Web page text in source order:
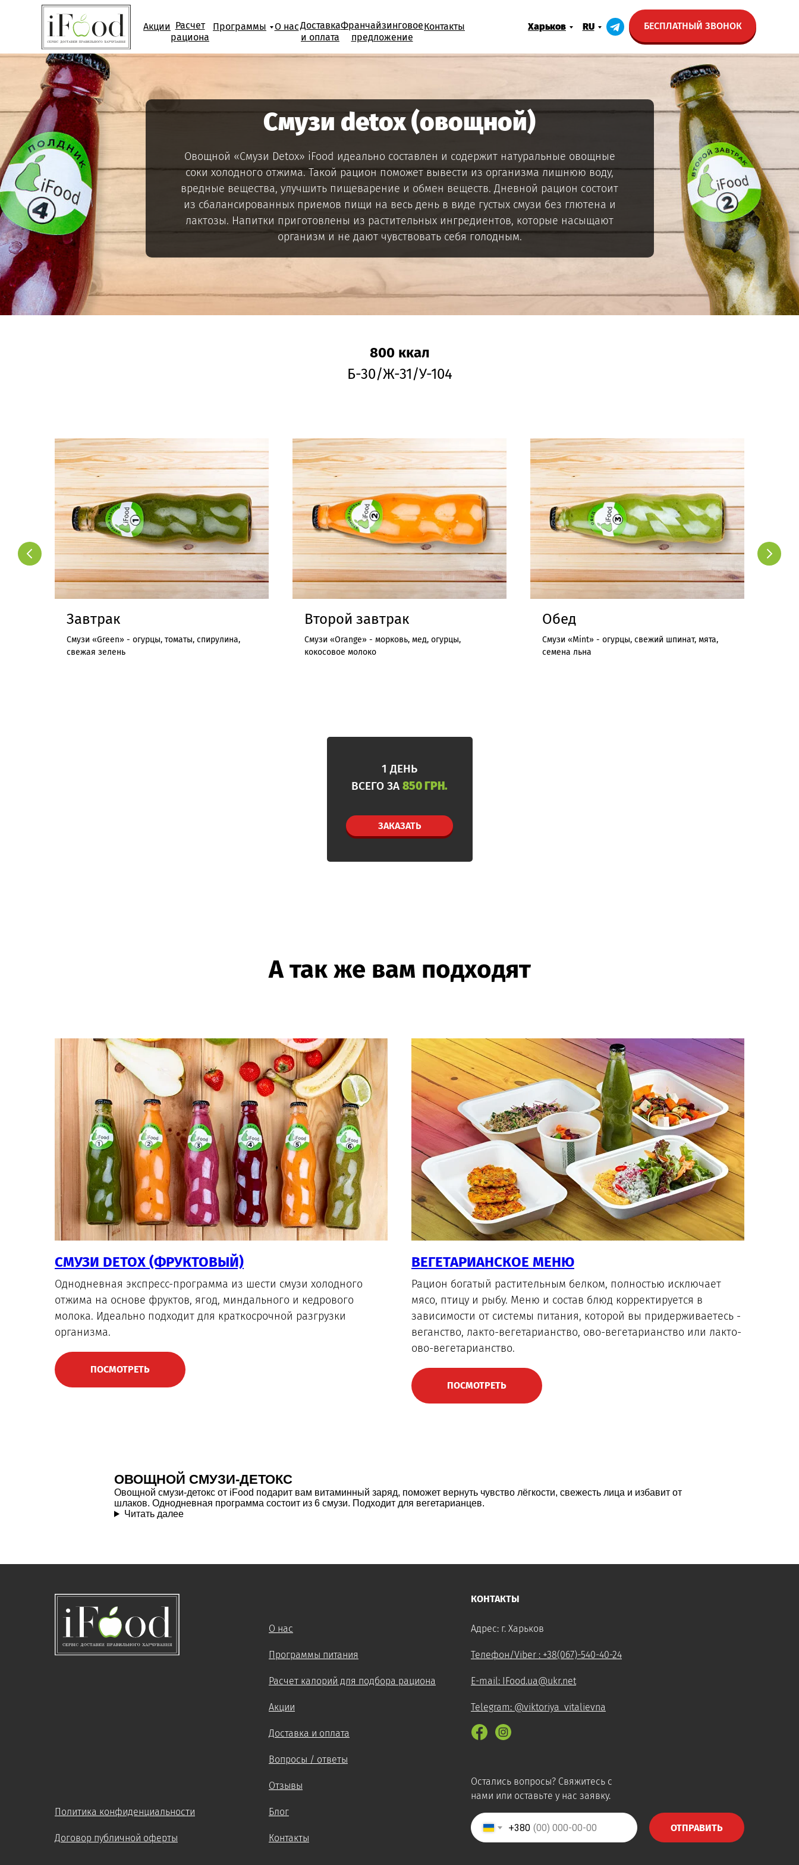
БЕСПЛАТНЫЙ ЗВОНОК
RU
Харьков
Акции Расчет
рациона
Программы О насДоставка
и оплата
Франчайзинговое
предложение
Контакты
Смузи detox (овощной)
Овощной «Смузи Detox» iFood идеально составлен и содержит натуральные овощные
соки холодного отжима. Такой рацион поможет вывести из организма лишнюю воду,
вредные вещества, улучшить пищеварение и обмен веществ. Дневной рацион состоит
из сбалансированных приемов пищи на весь день в виде густых смузи без глютена и
лактозы. Напитки приготовлены из растительных ингредиентов, которые насыщают
организм и не дают чувствовать себя голодным.
800 ккал
Б-30/Ж-31/У-104
Завтрак
Смузи «Green» - огурцы, томаты, спирулина,
свежая зелень
Второй завтрак
Смузи «Orange» - морковь, мед, огурцы,
кокосовое молоко
Обед
Смузи «Mint» - огурцы, свежий шпинат, мята,
семена льна
1 ДЕНЬ
ВСЕГО ЗА 850 ГРН.
ПОДРОБНЕЕ
ЗАКАЗАТЬ
А так же вам подходят
СМУЗИ DETOX (ФРУКТОВЫЙ)
Однодневная экспресс-программа из шести смузи холодного
отжима на основе фруктов, ягод, миндального и кедрового
молока. Идеально подходит для краткосрочной разгрузки
организма.
ПОСМОТРЕТЬ
ВЕГЕТАРИАНСКОЕ МЕНЮ
Рацион богатый растительным белком, полностью исключает
мясо, птицу и рыбу. Меню и состав блюд корректируется в
зависимости от системы питания, которой вы придерживаетесь -
веганство, лакто-вегетарианство, ово-вегетарианство или лакто-
ово-вегетарианство.
ПОСМОТРЕТЬ
ОВОЩНОЙ СМУЗИ-ДЕТОКС
Овощной смузи-детокс от iFood подарит вам витаминный заряд, поможет вернуть чувство лёгкости, свежесть лица и избавит от
шлаков. Однодневная программа состоит из 6 смузи. Подходит для вегетарианцев.
Читать далее
+380 ОТПРАВИТЬ
О нас
Программы питания
Акции
Доставка и оплата
Расчет калорий для подбора рациона
КОНТАКТЫ
Телефон/Viber : +38(067)-540-40-24
E-mail: IFood.ua@ukr.net
Вопросы / ответы
Отзывы
Блог
Остались вопросы? Свяжитесь с
нами или оставьте у нас заявку.
Политика конфиденциальности
Договор публичной оферты
Telegram: @viktoriya_vitalievna
Адрес: г. Харьков
Контакты